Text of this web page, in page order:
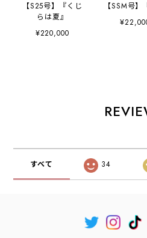
【S25号】『くじ
らは夏』
¥220,000
【SSM号】
すべて 34